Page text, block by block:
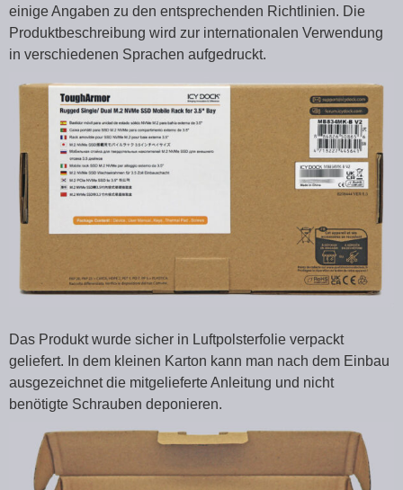
einige Angaben zu den entsprechenden Richtlinien. Die
Produktbeschreibung wird zur internationalen Verwendung
in verschiedenen Sprachen aufgedruckt.
Das Produkt wurde sicher in Luftpolsterfolie verpackt
geliefert. In dem kleinen Karton kann man nach dem Einbau
ausgezeichnet die mitgelieferte Anleitung und nicht
benötigte Schrauben deponieren.